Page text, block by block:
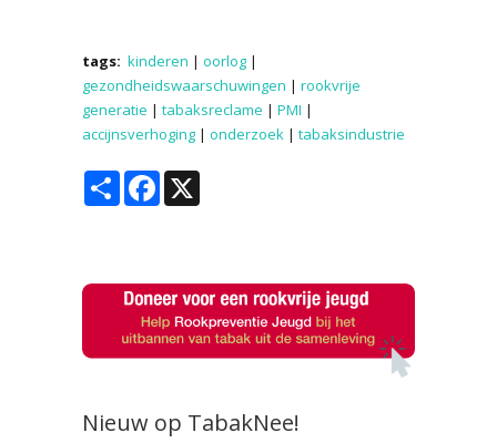
tags: kinderen | oorlog |
gezondheidswaarschuwingen | rookvrije
generatie | tabaksreclame | PMI |
accijnsverhoging | onderzoek | tabaksindustrie
Share Facebook
Nieuw op TabakNee!